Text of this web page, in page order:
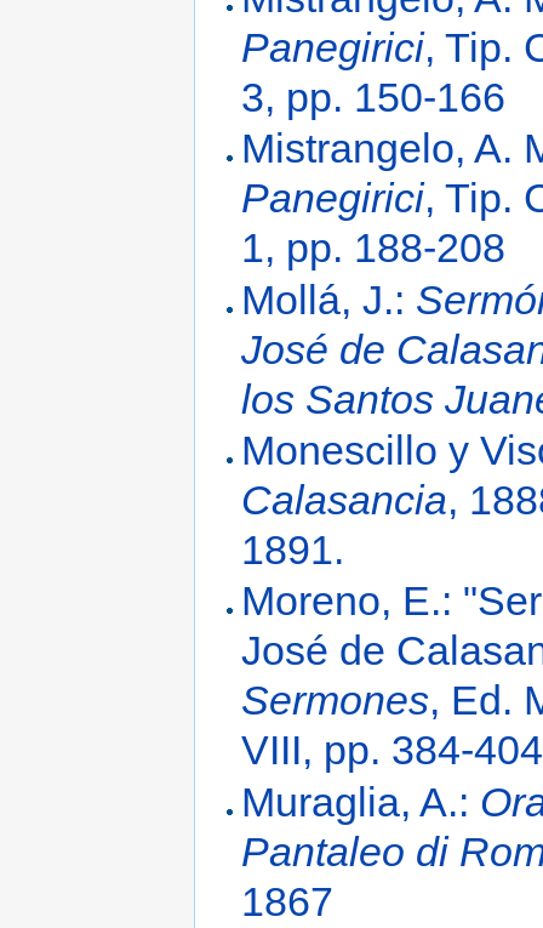
Panegirici, Tip.
3, pp. 150-166
Mistrangelo, A.
Panegirici, Tip.
1, pp. 188-208
Mollá, J.:
José de
los Santos
Monescillo y
Calasancia,
1891.
Moreno, E.:
José de
Sermones, Ed.
VIII, pp. 384-404
Muraglia, A.:
Pantaleo di
1867